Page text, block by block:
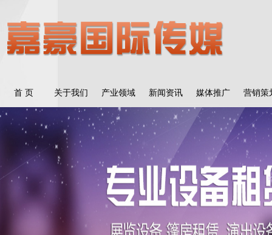
首 页 关于我们 产业领域 新闻资讯 媒体推广 营销策